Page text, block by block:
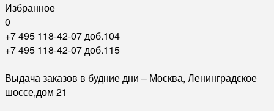
Избранное
0
+7 495 118-42-07 доб.104
+7 495 118-42-07 доб.115
Выдача заказов в будние дни – Москва, Ленинградское
шоссе,дом 21